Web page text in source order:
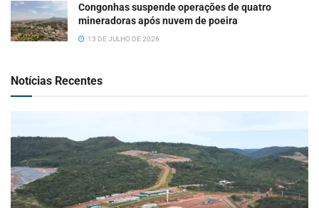
Congonhas suspende operações de quatro
mineradoras após nuvem de poeira
13 DE JULHO DE 2026
Notícias Recentes